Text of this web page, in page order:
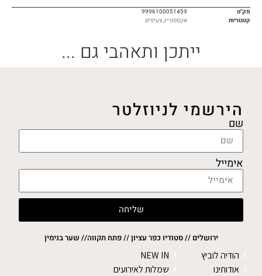
מק"ט
9996100051459
קטגוריות
אקססוריז,צעיפים
ייתכן ותאהבי גם ...
הירשמי לניוזלטר
שם
אימייל
שליחה
ירושלים // סטודיו כפר עציון // פתח תקווה// שער בנימין
הודיה לוביץ
אודותינו
NEW IN
שמלות לאירועים